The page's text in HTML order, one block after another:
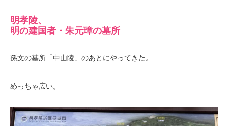
明孝陵、
明の建国者・朱元璋の墓所
孫文の墓所「中山陵」のあとにやってきた。
めっちゃ広い。